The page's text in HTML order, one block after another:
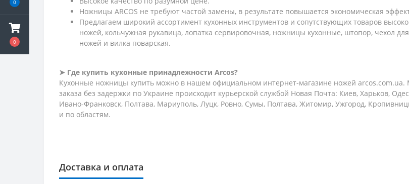
0
0
Ножницы ARCOS не требуют частой замены, в результате повышается экономическая
Предлагаем широкий ассортимент кухонных инструментов и сопутствующих товаров
ножей, кольчужная рукавица, лопатка сервировочная, ножницы кухонные, штопор, чехол
ножей и вилка поварская.
➤ Где купить кухонные принадлежности Arcos?
Кухонные ножницы купить можно в нашем официальном интернет-магазине ножей
заказа без задержки по Украине происходит курьерской службой Новая Почта: Киев, Харьков,
Ивано-Франковск, Полтава, Мариуполь, Луцк, Ровно, Сумы, Полтава, Житомир, Ужгород,
и по областям.
Доставка и оплата